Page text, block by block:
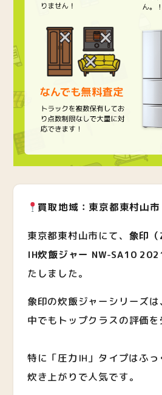
買取地域：東京都東村山市
東京都東村山市にて、 象印
IH炊飯ジャー NW-SA10
たしました。
象印の炊飯ジャーシリーズ
中でもトップクラスの評価を
特に「圧力IH」タイプはふ
炊き上がりで人気です。